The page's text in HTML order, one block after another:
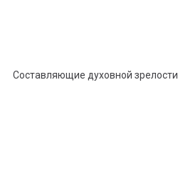
Составляющие духовной зрелости